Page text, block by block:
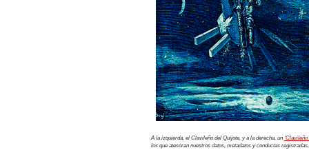
A la izquierda, el Clavileño del Quijote, y a la derecha, un ‘Clavileño
los que atesoran nuestros datos, metadatos y conductas